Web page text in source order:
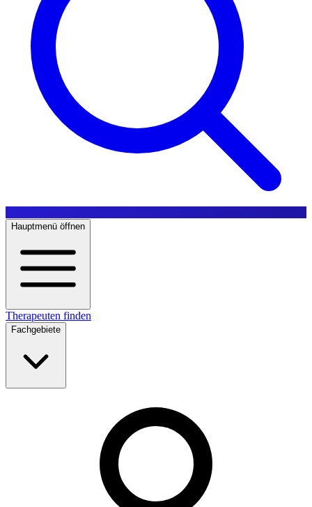
Hauptmenü öffnen
Therapeuten finden
Fachgebiete